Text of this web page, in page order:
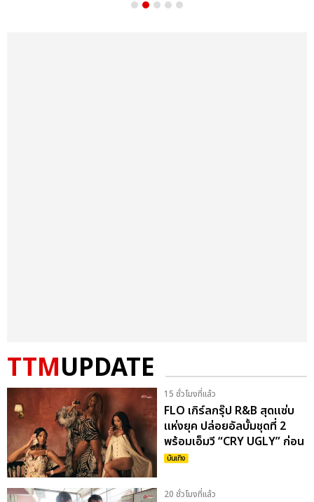
TTMUPDATE
15 ชั่วโมงที่แล้ว
FLO เกิร์ลกรุ๊ป R&B สุดแซ่บ
แห่งยุค ปล่อยอัลบั้มชุดที่ 2
พร้อมเอ็มวี “CRY UGLY” ก่อน
เจอแฟนไทย 29 ส.ค.นี้
บันเทิง
20 ชั่วโมงที่แล้ว